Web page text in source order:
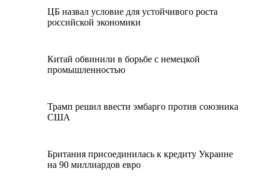
ЦБ назвал условие для устойчивого роста
российской экономики
Китай обвинили в борьбе с немецкой
промышленностью
Трамп решил ввести эмбарго против союзника
США
Британия присоединилась к кредиту Украине
на 90 миллиардов евро